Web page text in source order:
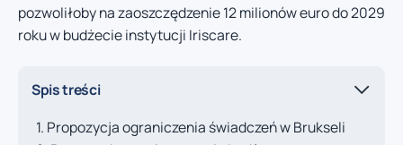
pozwoliłoby na zaoszczędzenie 12 milionów euro do 2029
roku w budżecie instytucji Iriscare.
Spis treści
Propozycja ograniczenia świadczeń w Brukseli